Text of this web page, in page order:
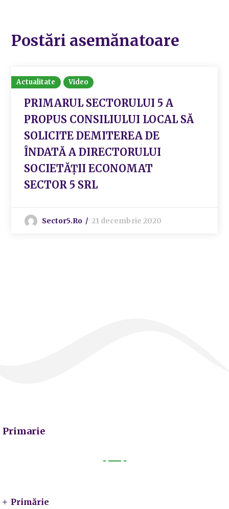
Postări asemănatoare
Actualitate Video
PRIMARUL SECTORULUI 5 A
PROPUS CONSILIULUI LOCAL SĂ
SOLICITE DEMITEREA DE
ÎNDATĂ A DIRECTORULUI
SOCIETĂȚII ECONOMAT
SECTOR 5 SRL
Sector5.ro 21 decembrie 2020
Primarie
Primărie